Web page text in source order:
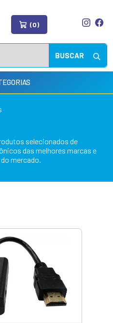
(0)
BUSCAR
selecionados de
das melhores marcas e
mercado.